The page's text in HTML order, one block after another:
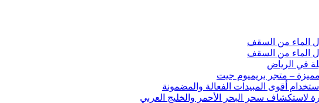
الماء من السقف
الماء من السقف
في الرياض
مميزة – متجر بريميوم جيت
أقوى المبيدات الفعالة والمضمونة
لاستكشاف سحر البحر الأحمر والخليج العربي